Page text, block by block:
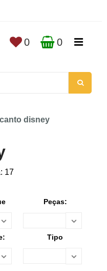
0 0
disney
17
Peças:
Tipo